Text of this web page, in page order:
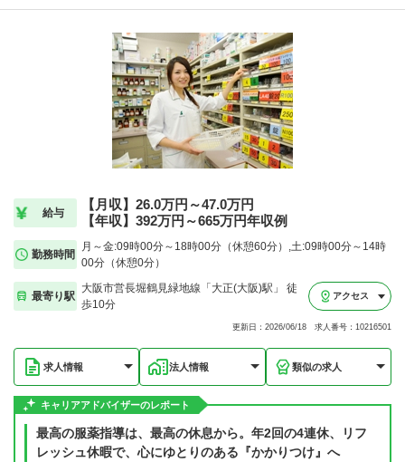
給与
【月収】26.0万円～47.0万円
【年収】392万円～665万円年収例
勤務時間
月～金:09時00分～18時00分（休憩60分）,土:09時00分～14時
00分（休憩0分）
最寄り駅
大阪市営長堀鶴見緑地線「大正(大阪)駅」 徒
歩10分
アクセス
更新日：2026/06/18 求人番号：10216501
求人情報 法人情報 類似の求人
キャリアアドバイザーのレポート
最高の服薬指導は、最高の休息から。年2回の4連休、リフ
レッシュ休暇で、心にゆとりのある『かかりつけ』へ